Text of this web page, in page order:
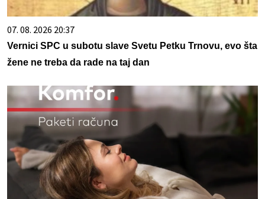
07. 08. 2026 20:37
Vernici SPC u subotu slave Svetu Petku Trnovu, evo šta
žene ne treba da rade na taj dan